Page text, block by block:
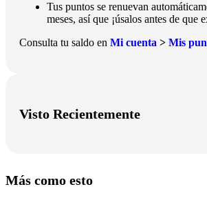
Tus puntos se renuevan
meses, así que ¡úsalos antes de que
Consulta tu saldo en Mi cuenta > Mis
Visto Recientemente
Más como esto